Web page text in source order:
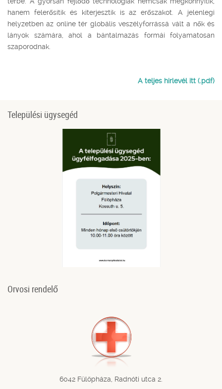
hanem felerősítik és kiterjesztik is az erőszakot. A jelenlegi
helyzetben az online tér globális veszélyforrássá vált a nők és
lányok számára, ahol a bántalmazás formái folyamatosan
szaporodnak.
A teljes hirlevél itt (.pdf)
Települési ügysegéd
Orvosi rendelő
6042 Fülöpháza, Radnóti utca 2.